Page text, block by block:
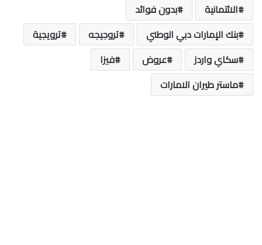
الائتمانية
بدون فوائد
بنك الإمارات دبي الوطني
تروجيجه
ترويجية
سكاي واردز
عروض
فيزا
ماستر طيران الامارات